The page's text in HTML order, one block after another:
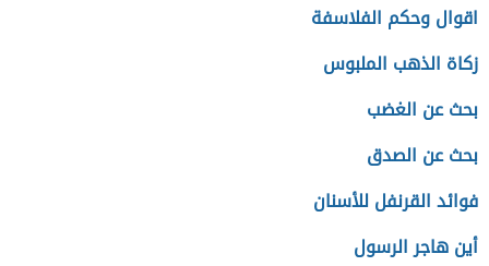
اقوال وحكم الفلاسفة
زكاة الذهب الملبوس
بحث عن الغضب
بحث عن الصدق
فوائد القرنفل للأسنان
أين هاجر الرسول